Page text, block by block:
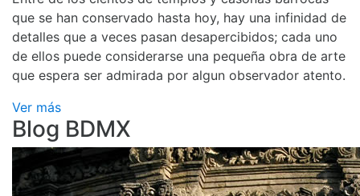
que se han conservado hasta hoy, hay una infinidad de
detalles que a veces pasan desapercibidos; cada uno
de ellos puede considerarse una pequeña obra de arte
que espera ser admirada por algun observador atento.
Ver más
Blog BDMX